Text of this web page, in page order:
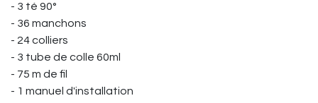
- 3 té 90°
- 36 manchons
- 24 colliers
- 3 tube de colle 60ml
- 75 m de fil
- 1 manuel d'installation